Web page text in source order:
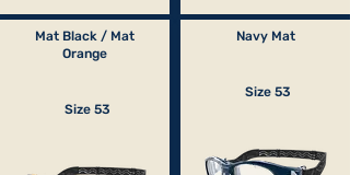
Mat Black / Mat
Orange
Size 53
Navy Mat
Size 53